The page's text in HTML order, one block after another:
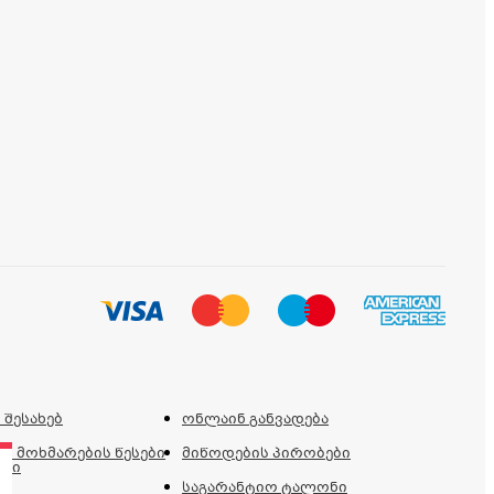
ონლაინ განვადება
მოხმარების წესები მიწოდების პირობები
საგარანტიო ტალონი